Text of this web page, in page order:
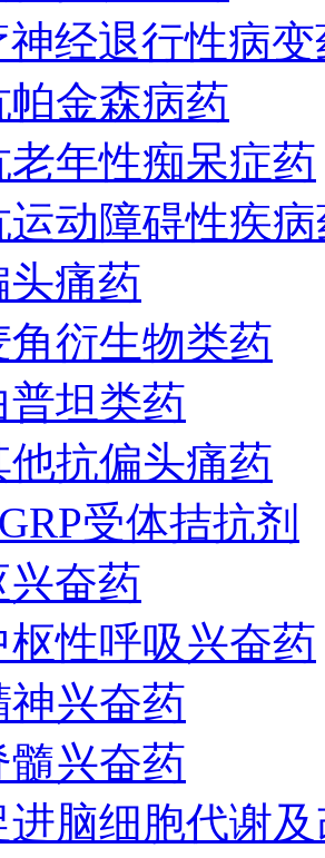
神经退行性病
帕金森病药
老年性痴呆症药
运动障碍性疾
头痛药
角衍生物类药
普坦类药
他抗偏头痛药
受体拮抗剂
兴奋药
枢性呼吸兴奋药
神兴奋药
髓兴奋药
进脑细胞代谢